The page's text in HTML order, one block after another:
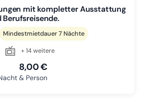
mit kompletter Ausstattung
Mindestmietdauer 7 Nächte
+ 14 weitere
8,00 €
& Person